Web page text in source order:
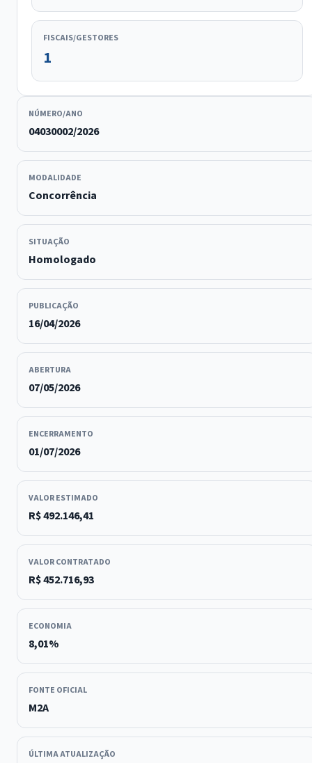
FISCAIS/GESTORES
1
NÚMERO/ANO
04030002/2026
MODALIDADE
Concorrência
SITUAÇÃO
Homologado
PUBLICAÇÃO
16/04/2026
ABERTURA
07/05/2026
ENCERRAMENTO
01/07/2026
VALOR ESTIMADO
R$ 492.146,41
VALOR CONTRATADO
R$ 452.716,93
ECONOMIA
8,01%
FONTE OFICIAL
M2A
ÚLTIMA ATUALIZAÇÃO